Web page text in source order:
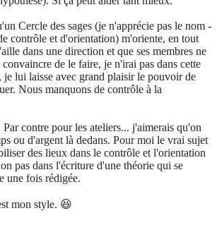
Cercle des sages (je n'apprécie pas le nom -
contrôle et d'orientation) m'oriente, en tout
dans une direction et que ses membres ne
de le faire, je n'irai pas dans cette
je lui laisse avec grand plaisir le pouvoir de
Nous manquons de contrôle à la
contre pour les ateliers... j'aimerais qu'on
ou d'argent là dedans. Pour moi le vrai sujet
des lieux dans le contrôle et l'orientation
pas dans l'écriture d'une théorie qui se
une fois rédigée.
mon style. 😆